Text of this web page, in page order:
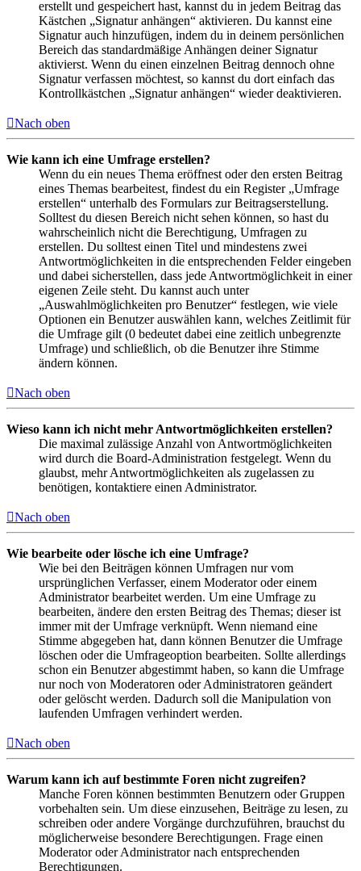
erstellt und gespeichert hast, kannst du in jedem Beitrag das
Kästchen „Signatur anhängen“ aktivieren. Du kannst eine
Signatur auch hinzufügen, indem du in deinem persönlichen
Bereich das standardmäßige Anhängen deiner Signatur
aktivierst. Wenn du einen einzelnen Beitrag dennoch ohne
Signatur verfassen möchtest, so kannst du dort einfach das
Kontrollkästchen „Signatur anhängen“ wieder deaktivieren.
Nach oben
Wie kann ich eine Umfrage erstellen?
Wenn du ein neues Thema eröffnest oder den ersten Beitrag
eines Themas bearbeitest, findest du ein Register „Umfrage
erstellen“ unterhalb des Formulars zur Beitragserstellung.
Solltest du diesen Bereich nicht sehen können, so hast du
wahrscheinlich nicht die Berechtigung, Umfragen zu
erstellen. Du solltest einen Titel und mindestens zwei
Antwortmöglichkeiten in die entsprechenden Felder eingeben
und dabei sicherstellen, dass jede Antwortmöglichkeit in einer
eigenen Zeile steht. Du kannst auch unter
„Auswahlmöglichkeiten pro Benutzer“ festlegen, wie viele
Optionen ein Benutzer auswählen kann, welches Zeitlimit für
die Umfrage gilt (0 bedeutet dabei eine zeitlich unbegrenzte
Umfrage) und schließlich, ob die Benutzer ihre Stimme
ändern können.
Nach oben
Wieso kann ich nicht mehr Antwortmöglichkeiten erstellen?
Die maximal zulässige Anzahl von Antwortmöglichkeiten
wird durch die Board-Administration festgelegt. Wenn du
glaubst, mehr Antwortmöglichkeiten als zugelassen zu
benötigen, kontaktiere einen Administrator.
Nach oben
Wie bearbeite oder lösche ich eine Umfrage?
Wie bei den Beiträgen können Umfragen nur vom
ursprünglichen Verfasser, einem Moderator oder einem
Administrator bearbeitet werden. Um eine Umfrage zu
bearbeiten, ändere den ersten Beitrag des Themas; dieser ist
immer mit der Umfrage verknüpft. Wenn niemand eine
Stimme abgegeben hat, dann können Benutzer die Umfrage
löschen oder die Umfrageoption bearbeiten. Sollte allerdings
schon ein Benutzer abgestimmt haben, so kann die Umfrage
nur noch von Moderatoren oder Administratoren geändert
oder gelöscht werden. Dadurch soll die Manipulation von
laufenden Umfragen verhindert werden.
Nach oben
Warum kann ich auf bestimmte Foren nicht zugreifen?
Manche Foren können bestimmten Benutzern oder Gruppen
vorbehalten sein. Um diese einzusehen, Beiträge zu lesen, zu
schreiben oder andere Vorgänge durchzuführen, brauchst du
möglicherweise besondere Berechtigungen. Frage einen
Moderator oder Administrator nach entsprechenden
Berechtigungen.